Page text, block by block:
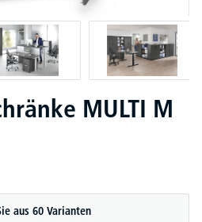
MULTI M
aus 60 Varianten